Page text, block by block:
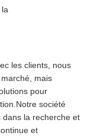
les clients, nous
mais
pour
société
la recherche et
et